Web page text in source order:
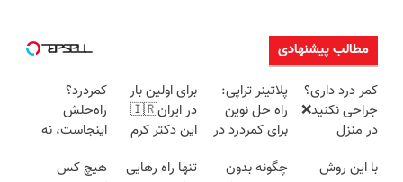
مطالب پیشنهادی
کمر درد داری؟
جراحی نکنید❌
در منزل
(◂پرسش‌نامه)
پلاتینر تراپی:
راه حل نوین
برای کمردرد در
برای اولین بار
در ایران🇮🇷
این دکتر کرم
روزه ساخت!
کمردرد؟
راه‌حلش
اینجاست، نه
با این روش
چگونه بدون
تنها راه رهایی
هیچ کس